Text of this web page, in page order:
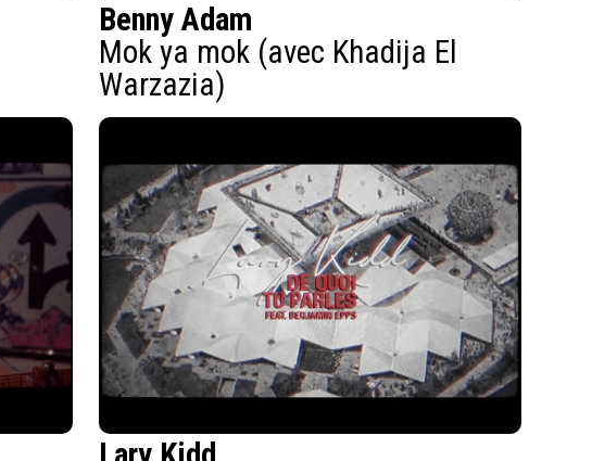
Benny Adam
Mok ya mok (avec Khadija El
Warzazia)